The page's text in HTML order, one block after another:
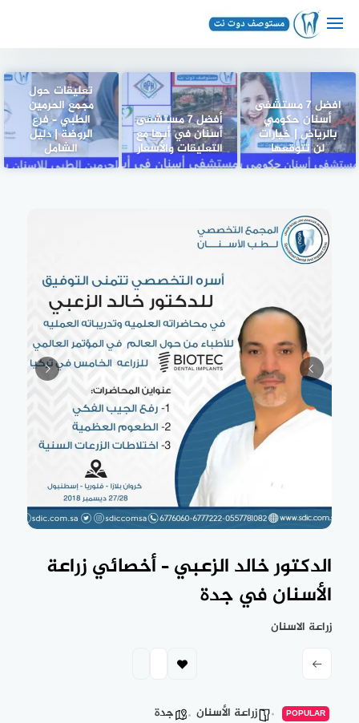
افضل 7 مستشفى
أسنان حكومي
بالرياض | خيارات
لن تتوقعها
أفضل 7 مستشفى
أسنان في أبها مع
التعليقات والأسعار
تعليقات حول
مجمع الحرمين
الطبي – فرع
الروضة | دليل
الشامل
الدكتور خالد الزعبي – أخصائي زراعة
الأسنان في جدة
زراعة الاسنان
POPULAR زراعة الأسنان جدة